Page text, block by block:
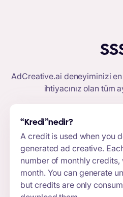
AdCreative.ai deneyiminizi
ihtiyacınız olan tüm
“Kredi”nedir?
A credit is used when you
generated ad creative.
number of monthly
month. You can generate
but credits are only